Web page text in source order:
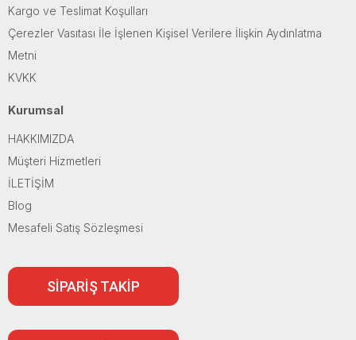
Kargo ve Teslimat Koşulları
Çerezler Vasıtası İle İşlenen Kişisel Verilere İlişkin Aydınlatma
Metni
KVKK
Kurumsal
HAKKIMIZDA
Müşteri Hizmetleri
İLETİŞİM
Blog
Mesafeli Satış Sözleşmesi
SİPARİŞ TAKİP